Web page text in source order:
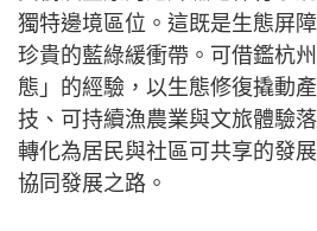
獨特邊境區位。這既是生態屏
珍貴的藍綠緩衝帶。可借鑑杭
態」的經驗，以生態修復撬動
技、可持續漁農業與文旅體驗
轉化為居民與社區可共享的發
協同發展之路。